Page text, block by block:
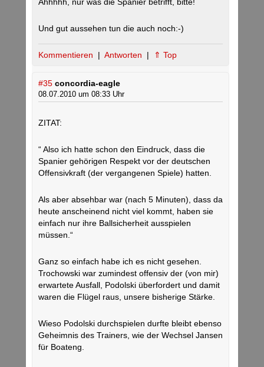
Und gut aussehen tun die auch noch:-)
Kommentieren | Antworten | ⇑ Top
#35 concordia-eagle
08.07.2010 um 08:33 Uhr
ZITAT:
“ Also ich hatte schon den Eindruck, dass die
Spanier gehörigen Respekt vor der deutschen
Offensivkraft (der vergangenen Spiele) hatten.
Als aber absehbar war (nach 5 Minuten), dass da
heute anscheinend nicht viel kommt, haben sie
einfach nur ihre Ballsicherheit ausspielen
müssen.“
Ganz so einfach habe ich es nicht gesehen.
Trochowski war zumindest offensiv der (von mir)
erwartete Ausfall, Podolski überfordert und damit
waren die Flügel raus, unsere bisherige Stärke.
Wieso Podolski durchspielen durfte bleibt ebenso
Geheimnis des Trainers, wie der Wechsel Jansen
für Boateng.